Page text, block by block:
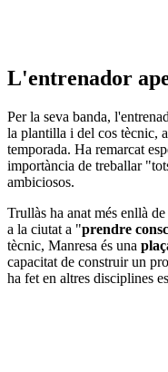
L'entrenador
Per la seva banda,
la plantilla i del cos tècnic,
temporada. Ha remarcat
importància de treballar
ambiciosos.
Trullàs ha anat més enllà
a la ciutat a "prendre
tècnic, Manresa és una
capacitat de construir un
ha fet en altres disciplines